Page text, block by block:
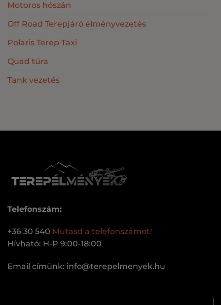
Motoros hószán
Off Road Terepjáró élményvezetés
Polaris Terep Taxi
Quad túra
Tank vezetés
Telefonszám:
+36 30 540 Mutasd a telefonszámot!
Hívható: H-P 9:00-18:00
Email címünk: uh.keynemleperet@ofni